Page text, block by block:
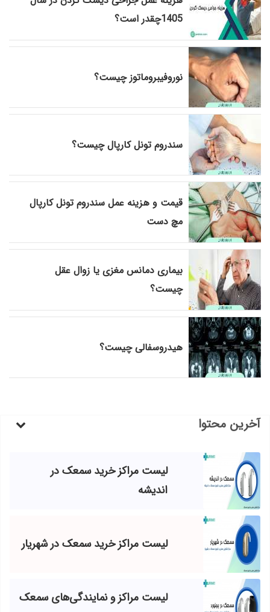
1405چقدر است؟
نوروفیبروماتوز چیست؟
سندروم تونل کارپال چیست؟
قیمت و هزینه عمل سندروم تونل کارپال
مچ دست
بیماری دمانس مغزی یا زوال عقل
چیست؟
هیدروسفالی چیست؟
آخرین محتوا
لیست مراکز خرید سمعک در
اندیشه
لیست مراکز خرید سمعک در شهریار
لیست مراکز و نمایندگی‌های سمعک